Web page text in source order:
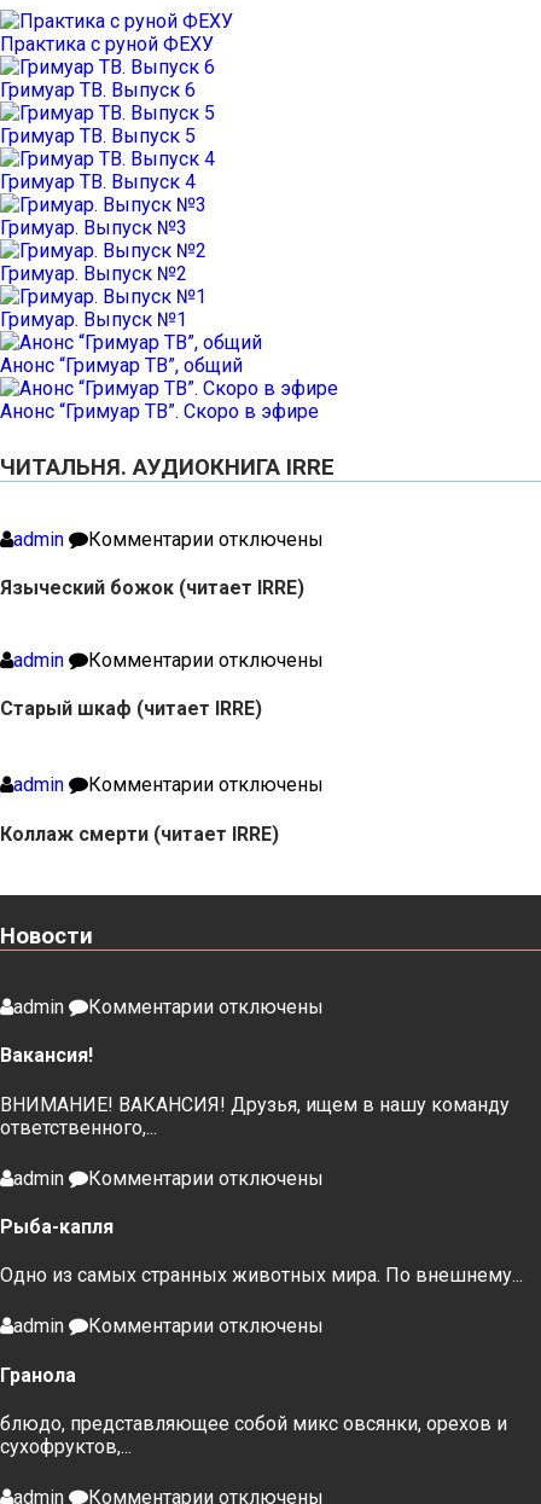
Практика с руной ФЕХУ
Гримуар ТВ. Выпуск 6
Гримуар ТВ. Выпуск 5
Гримуар ТВ. Выпуск 4
Гримуар. Выпуск №3
Гримуар. Выпуск №2
Гримуар. Выпуск №1
Анонс “Гримуар ТВ”, общий
Анонс “Гримуар ТВ”. Скоро в эфире
ЧИТАЛЬНЯ. АУДИОКНИГА IRRE
admin Комментариик
Языческий
IRRE)
отключены
Языческий божок (читает IRRE)
admin Комментариик
Старый
шкаф
отключены
Старый шкаф (читает IRRE)
admin Комментариик
Коллаж
смерти
IRRE)
отключены
Коллаж смерти (читает IRRE)
Новости
admin Комментариикотключены
Вакансия!
ВНИМАНИЕ! ВАКАНСИЯ! Друзья, ищем в нашу команду
ответственного,...
admin Комментариикотключены
Рыба-капля
Одно из самых странных животных мира. По внешнему...
admin Комментариикотключены
Гранола
блюдо, представляющее собой микс овсянки, орехов и
сухофруктов,...
admin Комментариикотключены